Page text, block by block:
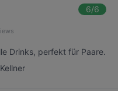
6/6
Drinks, perfekt für Paare.